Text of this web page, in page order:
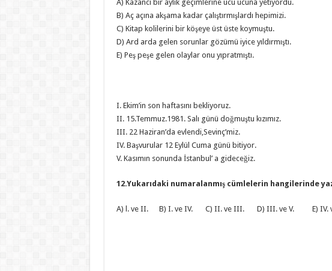
A) Kazancı bir aylık geçimlerine ucu ucuna yetiyordu.
B) Aç açına akşama kadar çalıştırmışlardı hepimizi.
C) Kitap kolilerini bir köşeye üst üste koymuştu.
D) Ard arda gelen sorunlar gözümü iyice yıldırmıştı.
E) Peş peşe gelen olaylar onu yıpratmıştı.
I. Ekim’in son haftasını bekliyoruz.
II. 15.Temmuz.1981. Salı günü doğmuştu kızımız.
III. 22 Haziran’da evlendi,Sevinç’miz.
IV. Başvurular 12 Eylül Cuma günü bitiyor.
V. Kasımın sonunda İstanbul’ a gideceğiz.
12.Yukarıdaki numaralanmış cümlelerin hangilerinde
A) l. ve II. B) I. ve IV. C) II. ve III. D) III. ve V. E) IV.